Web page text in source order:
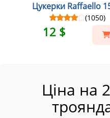
Цукерки Raffaello
(1050)
12 $
Ціна на